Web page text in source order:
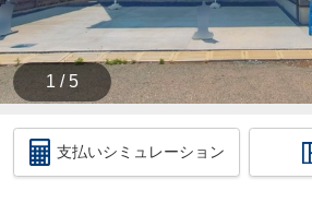
1 / 5
支払いシミュレーション